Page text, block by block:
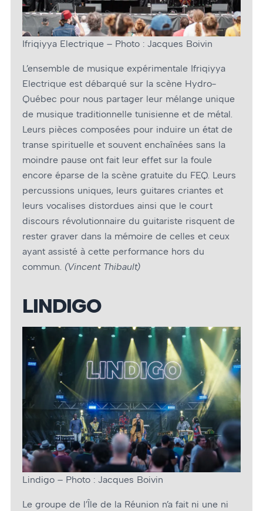
Ifriqiyya Electrique – Photo : Jacques Boivin
L’ensemble de musique expérimentale Ifriqiyya
Electrique est débarqué sur la scène Hydro-
Québec pour nous partager leur mélange unique
de musique traditionnelle tunisienne et de métal.
Leurs pièces composées pour induire un état de
transe spirituelle et souvent enchaînées sans la
moindre pause ont fait leur effet sur la foule
encore éparse de la scène gratuite du FEQ. Leurs
percussions uniques, leurs guitares criantes et
leurs vocalises distordues ainsi que le court
discours révolutionnaire du guitariste risquent de
rester graver dans la mémoire de celles et ceux
ayant assisté à cette performance hors du
commun. (Vincent Thibault)
LINDIGO
Lindigo – Photo : Jacques Boivin
Le groupe de l’Île de la Réunion n’a fait ni une ni